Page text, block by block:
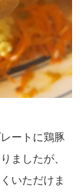
ートに鶏豚
ましたが、
いただけま